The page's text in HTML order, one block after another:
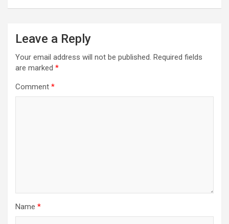
Leave a Reply
Your email address will not be published. Required fields
are marked *
Comment *
Name *